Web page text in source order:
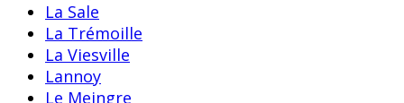
La Sale
La Trémoille
La Viesville
Lannoy
Le Meingre